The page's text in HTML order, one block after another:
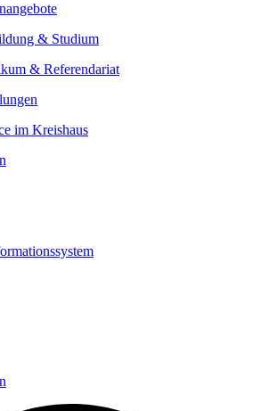
& Studium
& Referendariat
im Kreishaus